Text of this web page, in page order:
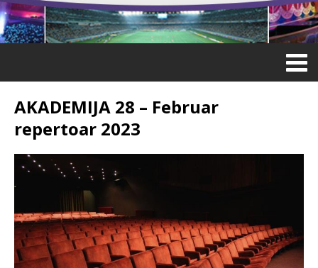
AKADEMIJA 28 – Februar
repertoar 2023